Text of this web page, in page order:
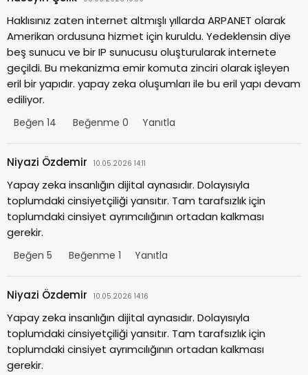
Haklısınız zaten internet altmışlı yıllarda ARPANET olarak
Amerikan ordusuna hizmet için kuruldu. Yedeklensin diye
beş sunucu ve bir IP sunucusu oluşturularak internete
geçildi. Bu mekanizma emir komuta zinciri olarak işleyen
eril bir yapıdır. yapay zeka oluşumları ile bu eril yapı devam
ediliyor.
Beğen 14 Beğenme 0 Yanıtla
Niyazi Özdemir 10.05.2026 14:11
Yapay zeka insanlığın dijital aynasıdır. Dolayısıyla
toplumdaki cinsiyetçiliği yansıtır. Tam tarafsızlık için
toplumdaki cinsiyet ayrımcılığının ortadan kalkması
gerekir.
Beğen 5 Beğenme 1 Yanıtla
Niyazi Özdemir 10.05.2026 14:16
Yapay zeka insanlığın dijital aynasıdır. Dolayısıyla
toplumdaki cinsiyetçiliği yansıtır. Tam tarafsızlık için
toplumdaki cinsiyet ayrımcılığının ortadan kalkması
gerekir.